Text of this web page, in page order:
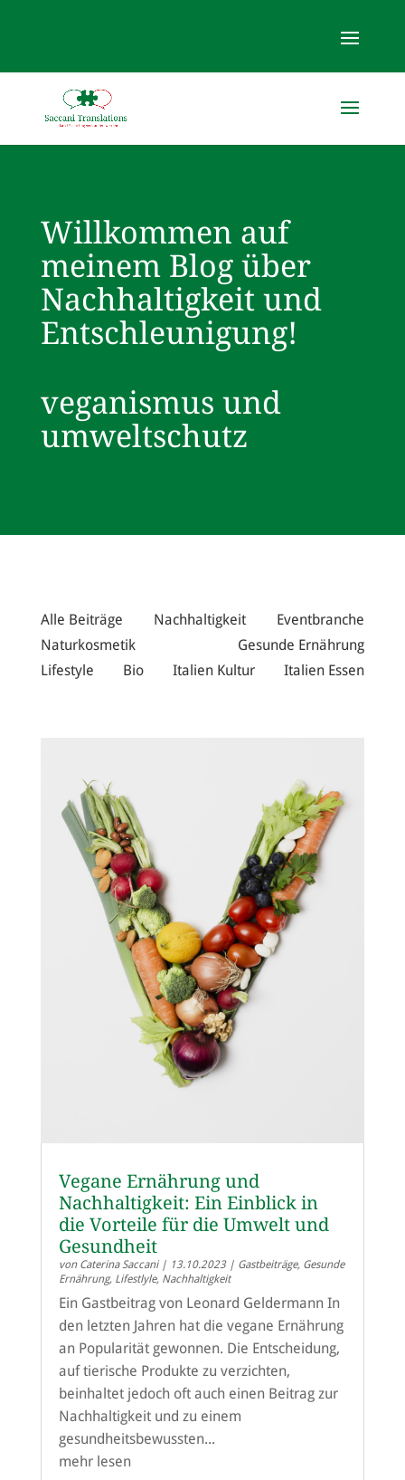
Willkommen auf
meinem Blog über
Nachhaltigkeit und
Entschleunigung!
veganismus und
umweltschutz
Alle Beiträge Nachhaltigkeit
Eventbranche
Naturkosmetik
Gesunde Ernährung
Lifestyle
Bio Italien Kultur Italien Essen
Vegane Ernährung und
Nachhaltigkeit: Ein Einblick in
die Vorteile für die Umwelt und
Gesundheit
von Caterina Saccani| 13.10.2023| Gastbeiträge, Gesunde
Ernährung, Lifestlyle, Nachhaltigkeit
Ein Gastbeitrag von Leonard Geldermann In
den letzten Jahren hat die vegane Ernährung
an Popularität gewonnen. Die Entscheidung,
auf tierische Produkte zu verzichten,
beinhaltet jedoch oft auch einen Beitrag zur
Nachhaltigkeit und zu einem
gesundheitsbewussten...
mehr lesen